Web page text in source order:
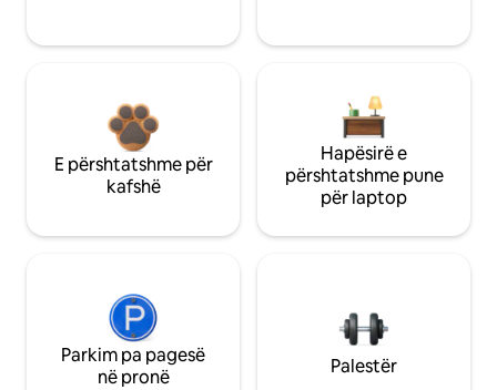
E përshtatshme për
kafshë
Hapësirë e
përshtatshme pune
për laptop
Parkim pa pagesë
në pronë
Palestër